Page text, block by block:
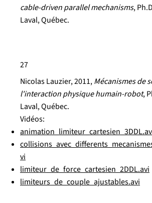
cable-driven parallel mechanisms,
Laval, Québec.
27
Nicolas Lauzier, 2011,Mécanismes de
l'interaction physique humain-robot,
Laval, Québec.
Vidéos:
vi
limiteur_de_force_cartesien_2DDL.avi
limiteurs_de_couple_ajustables.avi